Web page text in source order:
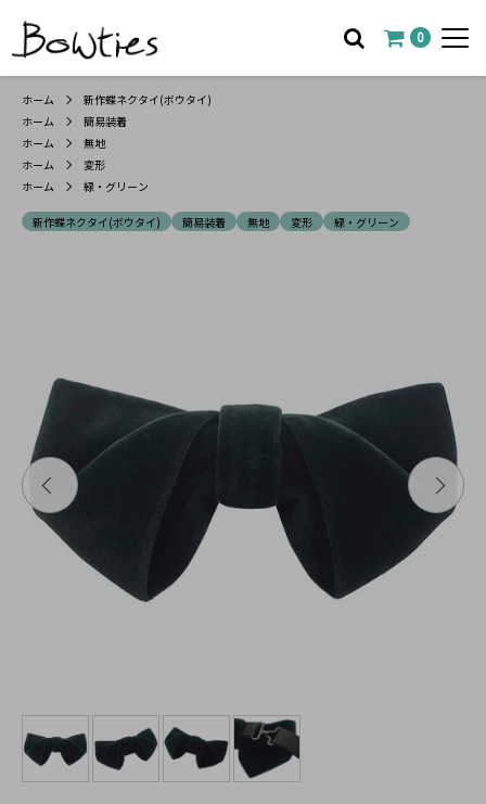
0
ホーム
新作蝶ネクタイ(ボウタイ)
ホーム
簡易装着
ホーム
無地
ホーム
変形
ホーム
緑・グリーン
新作蝶ネクタイ(ボウタイ) 簡易装着 無地 変形 緑・グリーン